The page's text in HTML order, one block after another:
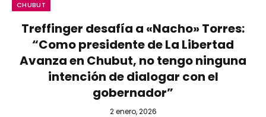
CHUBUT
Treffinger desafía a «Nacho» Torres:
“Como presidente de La Libertad
Avanza en Chubut, no tengo ninguna
intención de dialogar con el
gobernador”
2 enero, 2026